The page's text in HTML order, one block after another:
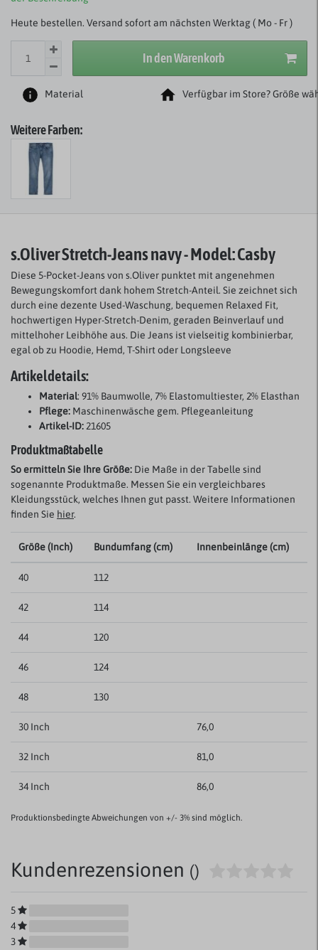
Heute bestellen. Versand sofort am nächsten Werktag ( Mo - Fr )
In den Warenkorb
Material Verfügbar im Store? Größe
Weitere Farben:
s.Oliver Stretch-Jeans navy - Model: Casby
Diese 5-Pocket-Jeans von s.Oliver punktet mit angenehmen
Bewegungskomfort dank hohem Stretch-Anteil. Sie zeichnet sich
durch eine dezente Used-Waschung, bequemen Relaxed Fit,
hochwertigen Hyper-Stretch-Denim, geraden Beinverlauf und
mittelhoher Leibhöhe aus. Die Jeans ist vielseitig kombinierbar,
egal ob zu Hoodie, Hemd, T-Shirt oder Longsleeve
Artikeldetails:
Material: 91% Baumwolle, 7% Elastomultiester, 2% Elasthan
Pflege: Maschinenwäsche gem. Pflegeanleitung
Artikel-ID:21605
Produktmaßtabelle
So ermitteln Sie Ihre Größe: Die Maße in der Tabelle sind
sogenannte Produktmaße. Messen Sie ein vergleichbares
Kleidungsstück, welches Ihnen gut passt. Weitere Informationen
finden Sie hier.
Größe (Inch) Bundumfang (cm) Innenbeinlänge (cm)
40 112
42 114
44 120
46 124
48 130
30 Inch 76,0
32 Inch 81,0
34 Inch 86,0
Produktionsbedingte Abweichungen von +/- 3% sind möglich.
Kundenrezensionen ()
5
4
3